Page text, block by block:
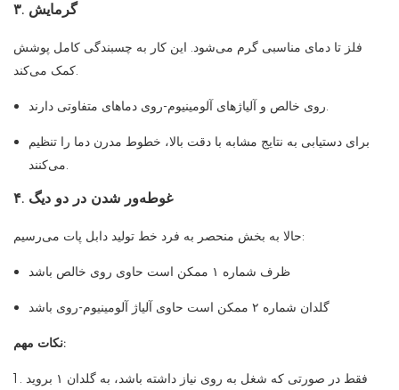
۳. گرمایش
فلز تا دمای مناسبی گرم می‌شود. این کار به چسبندگی کامل پوشش
کمک می‌کند.
روی خالص و آلیاژهای آلومینیوم-روی دماهای متفاوتی دارند.
برای دستیابی به نتایج مشابه با دقت بالا، خطوط مدرن دما را تنظیم
می‌کنند.
۴. غوطه‌ور شدن در دو دیگ
حالا به بخش منحصر به فرد خط تولید دابل پات می‌رسیم:
ظرف شماره ۱ ممکن است حاوی روی خالص باشد
گلدان شماره ۲ ممکن است حاوی آلیاژ آلومینیوم-روی باشد
نکات مهم:
فقط در صورتی که شغل به روی نیاز داشته باشد، به گلدان ۱ بروید